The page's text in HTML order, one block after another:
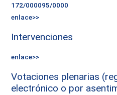
172/000095/0000
enlace>>
Intervenciones
enlace>>
Votaciones plenarias
electrónico o por